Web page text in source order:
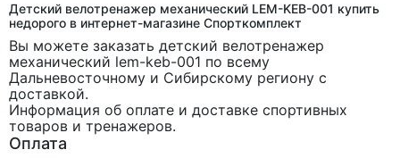
Детский велотренажер механический LEM-KEB-001 купить
недорого в интернет-магазине Спорткомплект
Вы можете заказать детский велотренажер
механический lem-keb-001 по всему
Дальневосточному и Сибирскому региону с
доставкой.
Информация об оплате и доставке спортивных
товаров и тренажеров.
Оплата